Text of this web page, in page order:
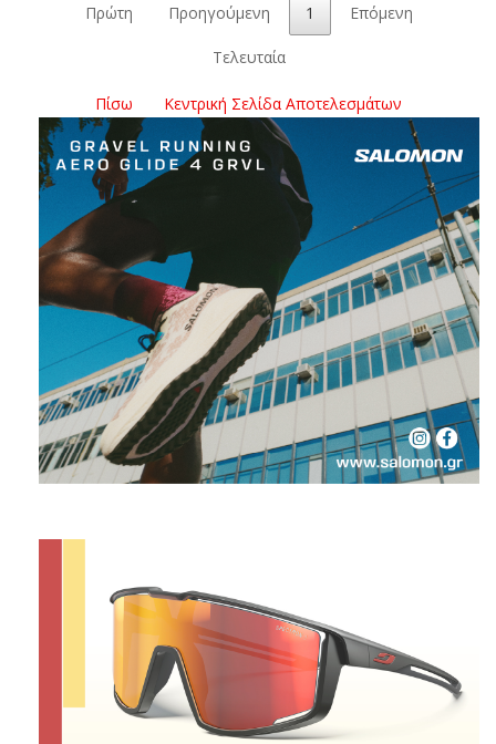
Πρώτη Προηγούμενη 1 Επόμενη
Τελευταία
Πίσω Κεντρική Σελίδα Αποτελεσμάτων